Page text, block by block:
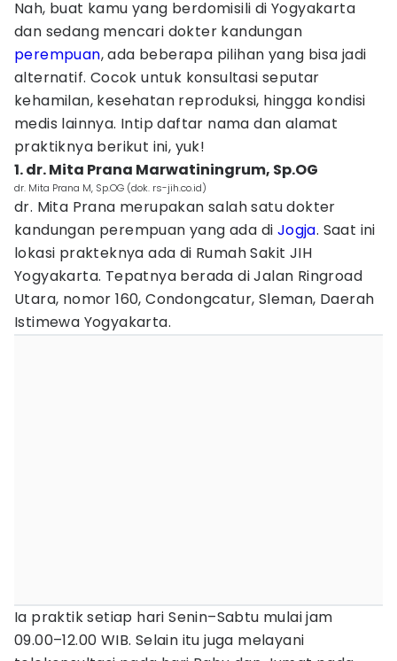
Nah, buat kamu yang berdomisili di Yogyakarta
dan sedang mencari dokter kandungan
perempuan, ada beberapa pilihan yang bisa jadi
alternatif. Cocok untuk konsultasi seputar
kehamilan, kesehatan reproduksi, hingga kondisi
medis lainnya. Intip daftar nama dan alamat
praktiknya berikut ini, yuk!
1. dr. Mita Prana Marwatiningrum, Sp.OG
dr. Mita Prana M, Sp.OG (dok. rs-jih.co.id)
dr. Mita Prana merupakan salah satu dokter
kandungan perempuan yang ada di Jogja. Saat ini
lokasi prakteknya ada di Rumah Sakit JIH
Yogyakarta. Tepatnya berada di Jalan Ringroad
Utara, nomor 160, Condongcatur, Sleman, Daerah
Istimewa Yogyakarta.
Ia praktik setiap hari Senin–Sabtu mulai jam
09.00–12.00 WIB. Selain itu juga melayani